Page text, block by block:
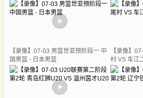
【录像】07-03 男篮世亚预阶段一 中
国男篮 - 日本男篮
【录像】
村 VS 车江